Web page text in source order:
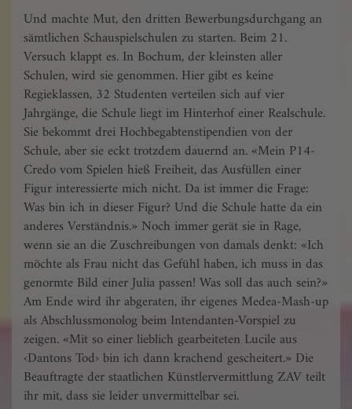
Und machte Mut, den dritten Bewerbungsdurchgang an
sämtlichen Schauspielschulen zu starten. Beim 21.
Versuch klappt es. In Bochum, der kleinsten aller
Schulen, wird sie genommen. Hier gibt es keine
Regieklassen, 32 Studenten verteilen sich auf vier
Jahrgänge, die Schule liegt im Hinterhof einer Realschule.
Sie bekommt drei Hochbegabten­stipendien von der
Schule, aber sie eckt trotzdem dauernd an. «Mein P14-
Credo vom Spielen hieß Freiheit, das Ausfüllen einer
Figur interessierte mich nicht. Da ist immer die Frage:
Was bin ich in dieser Figur? Und die Schule hatte da ein
anderes Verständnis.» Noch immer gerät sie in Rage,
wenn sie an die Zuschreibungen von damals denkt: «Ich
möchte als Frau nicht das Gefühl haben, ich muss in das
genormte Bild einer Julia passen! Was soll das auch sein?»
Am Ende wird ihr abgeraten, ihr eigenes Medea-Mash-up
als Abschlussmonolog beim Intendanten-Vorspiel zu
zeigen. «Mit so einer lieblich gearbeiteten Lucile aus
‹Dantons Tod› bin ich dann krachend gescheitert.» Die
Beauftragte der staatlichen Künstlervermittlung ZAV teilt
ihr mit, dass sie leider unvermittelbar sei.